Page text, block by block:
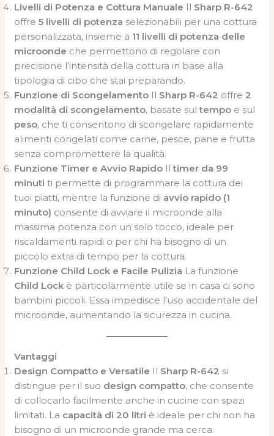
Livelli di Potenza e Cottura Manuale Il Sharp R-642
offre5 livelli di potenza selezionabili per una cottura
personalizzata, insieme a 11 livelli di potenza delle
microonde che permettono di regolare con
precisione l’intensità della cottura in base alla
tipologia di cibo che stai preparando.
Funzione di Scongelamento Il Sharp R-642 offre 2
modalità di scongelamento, basate sultempo e sul
peso, che ti consentono di scongelare rapidamente
alimenti congelati come carne, pesce, pane e frutta
senza compromettere la qualità.
Funzione Timer e Avvio Rapido Iltimer da 99
minuti ti permette di programmare la cottura dei
tuoi piatti, mentre la funzione di avvio rapido (1
minuto) consente di avviare il microonde alla
massima potenza con un solo tocco, ideale per
riscaldamenti rapidi o per chi ha bisogno di un
piccolo extra di tempo per la cottura.
Funzione Child Lock e Facile Pulizia La funzione
Child Lock è particolarmente utile se in casa ci sono
bambini piccoli. Essa impedisce l’uso accidentale del
microonde, aumentando la sicurezza in cucina.
Vantaggi
Design Compatto e Versatile Il Sharp R-642 si
distingue per il suo design compatto, che consente
di collocarlo facilmente anche in cucine con spazi
limitati. La capacità di 20 litri è ideale per chi non ha
bisogno di un microonde grande ma cerca